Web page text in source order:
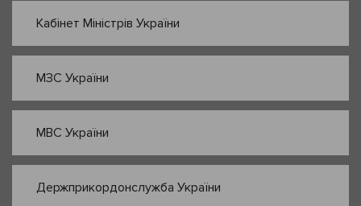
Кабінет Міністрів України
МЗС України
МВС України
Держприкордонслужба України